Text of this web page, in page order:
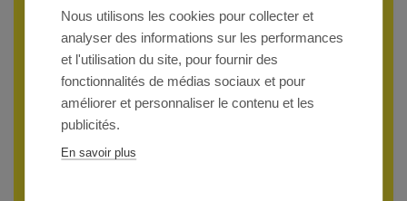
Nous utilisons les cookies pour collecter et
analyser des informations sur les performances
et l'utilisation du site, pour fournir des
fonctionnalités de médias sociaux et pour
améliorer et personnaliser le contenu et les
publicités.
En savoir plus